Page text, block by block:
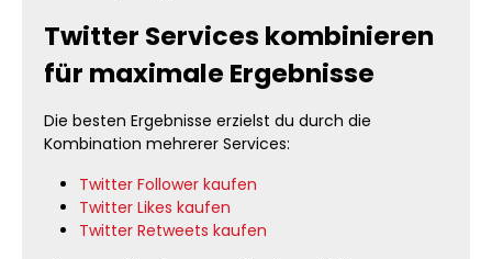
Twitter Services kombinieren
für maximale Ergebnisse
Die besten Ergebnisse erzielst du durch die
Kombination mehrerer Services:
Twitter Follower kaufen
Twitter Likes kaufen
Twitter Retweets kaufen